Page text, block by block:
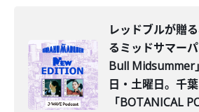
レッドブルが贈
るミッドサマー
Bull Midsummer
日・土曜日。千
「BOTANICAL